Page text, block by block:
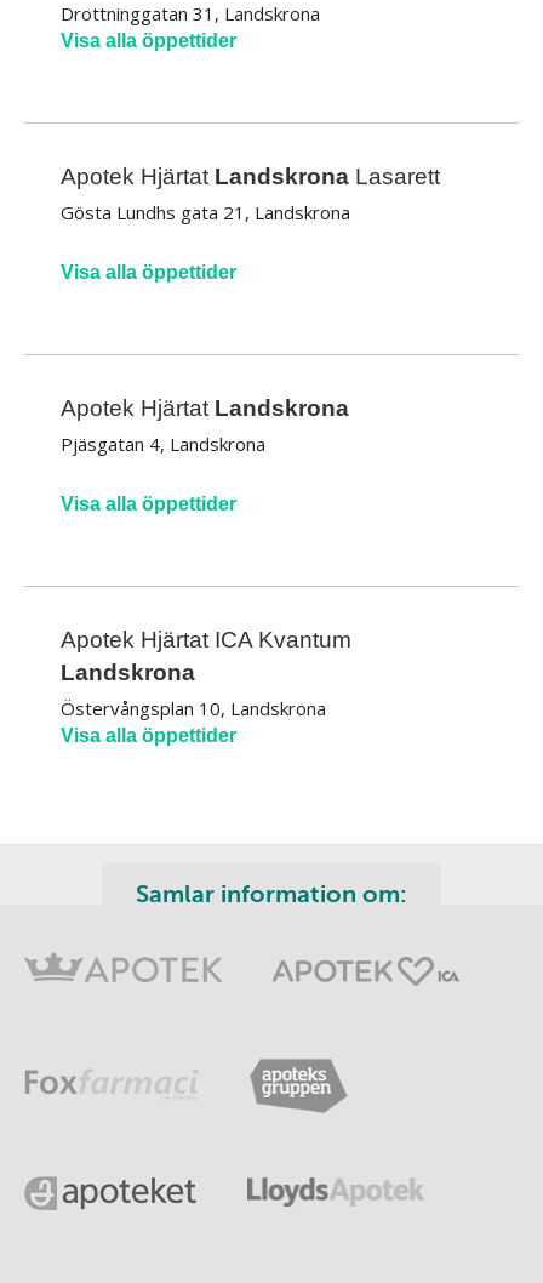
Drottninggatan 31, Landskrona
Visa alla öppettider
Apotek Hjärtat Landskrona Lasarett
Gösta Lundhs gata 21, Landskrona
Visa alla öppettider
Apotek Hjärtat Landskrona
Pjäsgatan 4, Landskrona
Visa alla öppettider
Apotek Hjärtat ICA Kvantum
Landskrona
Östervångsplan 10, Landskrona
Visa alla öppettider
Samlar information om: